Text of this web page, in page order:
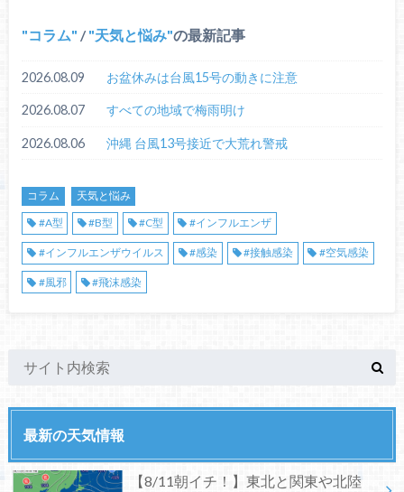
コラム / 天気と悩み の最新記事
2026.08.09 お盆休みは台風15号の動きに注意
2026.08.07 すべての地域で梅雨明け
2026.08.06 沖縄 台風13号接近で大荒れ警戒
コラム
天気と悩み
#A型
#B型 #C型 #インフルエンザ
#インフルエンザウイルス #感染 #接触感染 #空気感染
#風邪 #飛沫感染
最新の天気情報
【8/11朝イチ！】東北と関東や北陸